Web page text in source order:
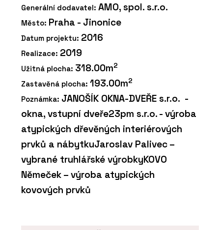
Generální dodavatel: AMO, spol. s.r.o.
Město: Praha - Jinonice
Datum projektu: 2016
Realizace: 2019
Užitná plocha: 318.00m2
Zastavěná plocha: 193.00m2
Poznámka: JANOŠÍK OKNA-DVEŘE s.r.o. -
okna, vstupní dveře23pm s.r.o. - výroba
atypických dřevěných interiérových
prvků a nábytkuJaroslav Palivec –
vybrané truhlářské výrobkyKOVO
Němeček – výroba atypických
kovových prvků